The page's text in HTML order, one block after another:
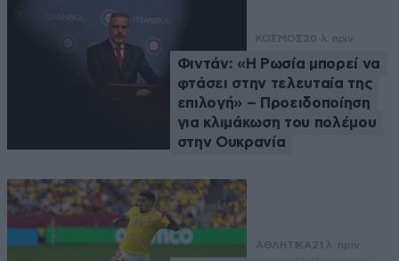
ΚΟΣΜΟΣ20 λ. πριν
Φιντάν: «Η Ρωσία μπορεί να
φτάσει στην τελευταία της
επιλογή» – Προειδοποίηση
για κλιμάκωση του πολέμου
στην Ουκρανία
ΑΘΛΗΤΙΚΑ 21 λ. πριν